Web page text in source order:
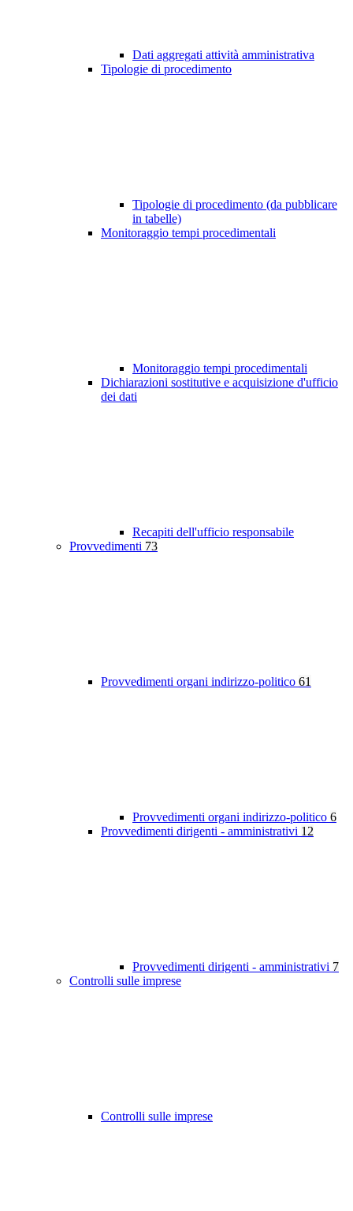
Dati aggregati attività amministrativa
Tipologie di procedimento
Tipologie di procedimento (da pubblicare
in tabelle)
Monitoraggio tempi procedimentali
Monitoraggio tempi procedimentali
Dichiarazioni sostitutive e acquisizione d'ufficio
dei dati
Recapiti dell'ufficio responsabile
Provvedimenti 73
Provvedimenti organi indirizzo-politico 61
Provvedimenti organi indirizzo-politico 6
Provvedimenti dirigenti - amministrativi 12
Provvedimenti dirigenti - amministrativi 7
Controlli sulle imprese
Controlli sulle imprese